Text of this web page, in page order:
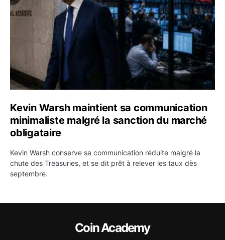
Kevin Warsh maintient sa communication
minimaliste malgré la sanction du marché
obligataire
Kevin Warsh conserve sa communication réduite malgré la
chute des Treasuries, et se dit prêt à relever les taux dès
septembre.
Coin Academy